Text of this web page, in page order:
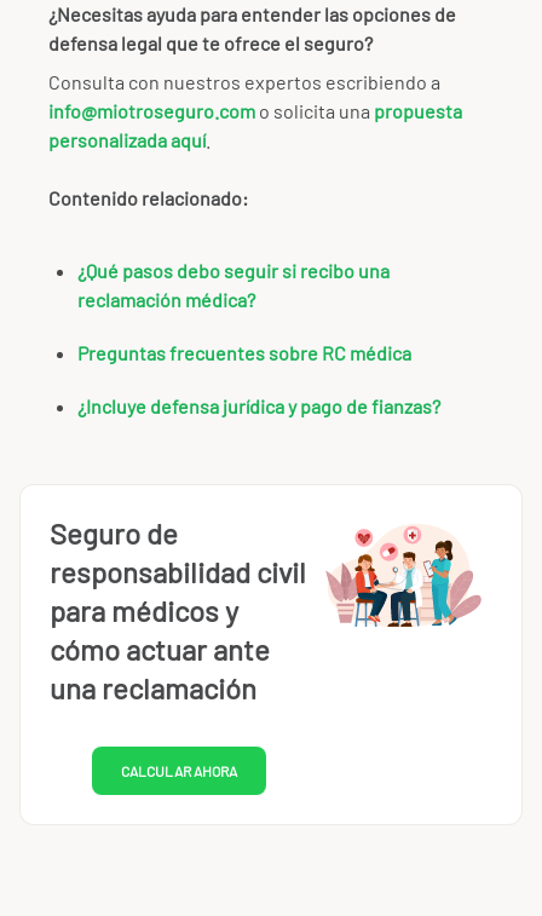
¿Necesitas ayuda para entender las opciones de
defensa legal que te ofrece el seguro?
Consulta con nuestros expertos escribiendo a
info@miotroseguro.com o solicita una propuesta
personalizada aquí.
Contenido relacionado:
¿Qué pasos debo seguir si recibo una
reclamación médica?
Preguntas frecuentes sobre RC médica
¿Incluye defensa jurídica y pago de fianzas?
Seguro de
responsabilidad civil
para médicos y
cómo actuar ante
una reclamación
CALCULAR AHORA